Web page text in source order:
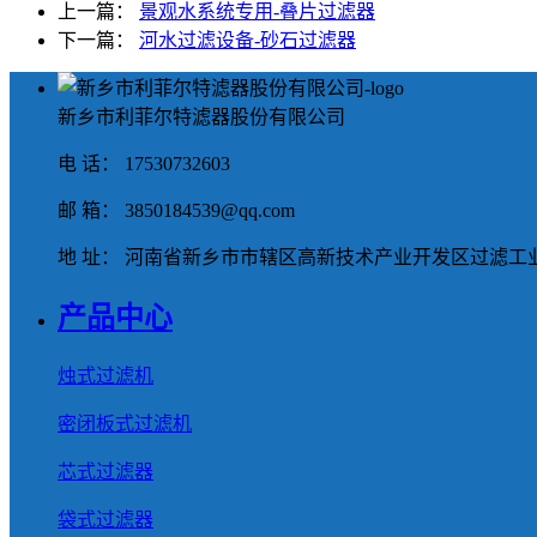
上一篇： 景观水系统专用-叠片过滤器
下一篇： 河水过滤设备-砂石过滤器
新乡市利菲尔特滤器股份有限公司
电 话： 17530732603
邮 箱： 3850184539@qq.com
地 址： 河南省新乡市市辖区高新技术产业开发区过滤工
产品中心
烛式过滤机
密闭板式过滤机
芯式过滤器
袋式过滤器